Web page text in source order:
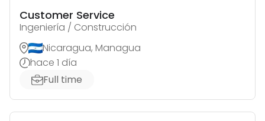
Customer Service
Ingeniería / Construcción
Nicaragua, Managua
hace 1 día
Full time